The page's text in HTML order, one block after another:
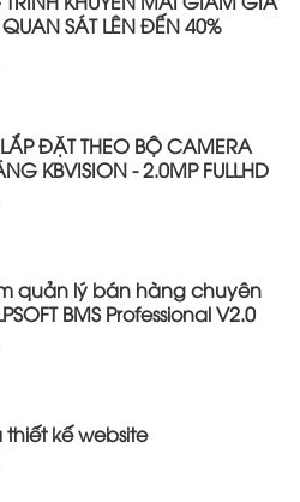
SÁT LÊN ĐẾN 40%
ĐẶT THEO BỘ CAMERA
KBVISION - 2.0MP FULLHD
quản lý bán hàng chuyên
BMS Professional V2.0
thiết kế website